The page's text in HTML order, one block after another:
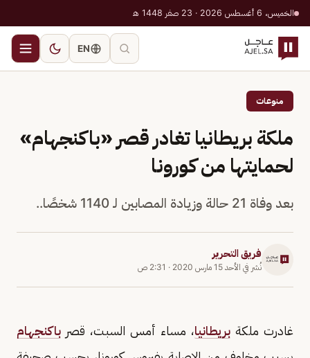
الخميس، 6 أغسطس 2026 · 23 صفر 1448 هـ
EN
منوعات
ملكة بريطانيا تغادر قصر «باكنجهام»
لحمايتها من كورونا
بعد وفاة 21 حالة وزيادة المصابين لـ 1140 شخصًا..
فريق التحرير
نُشر في الأحد 15 مارس 2020 · 2:31 ص
غادرت ملكة بريطانيا، مساء أمس السبت، قصر باكنجهام